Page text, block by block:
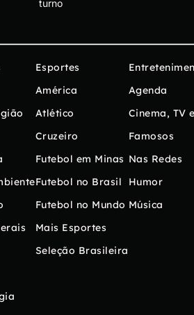
turno
Esportes
América
Atlético
Cruzeiro
Futebol em Minas
Futebol no Brasil
Futebol no Mundo
Mais Esportes
Seleção Brasileira
Agenda
Cinema, TV
Famosos
Nas Redes
Humor
Música